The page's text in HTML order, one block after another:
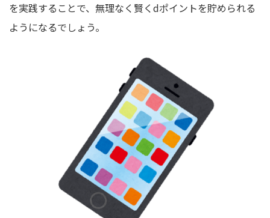
を実践することで、無理なく賢くdポイントを貯められる
ようになるでしょう。